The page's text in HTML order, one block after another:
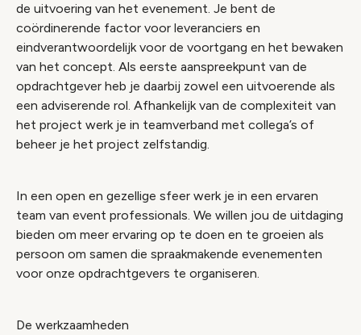
de uitvoering van het evenement. Je bent de
coördinerende factor voor leveranciers en
eindverantwoordelijk voor de voortgang en het bewaken
van het concept. Als eerste aanspreekpunt van de
opdrachtgever heb je daarbij zowel een uitvoerende als
een adviserende rol. Afhankelijk van de complexiteit van
het project werk je in teamverband met collega’s of
beheer je het project zelfstandig.
In een open en gezellige sfeer werk je in een ervaren
team van event professionals. We willen jou de uitdaging
bieden om meer ervaring op te doen en te groeien als
persoon om samen die spraakmakende evenementen
voor onze opdrachtgevers te organiseren.
De werkzaamheden